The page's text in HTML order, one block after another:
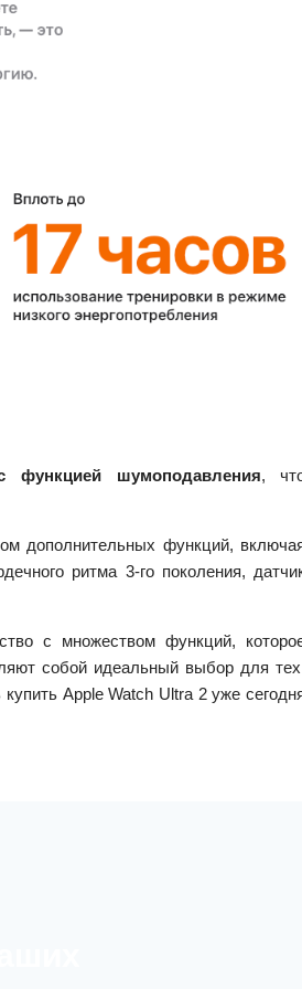
шумоподавления,
дополнительных функций,
ритма 3-го поколения,
с множеством функций,
собой идеальный выбор для
Apple Watch Ultra 2 уже